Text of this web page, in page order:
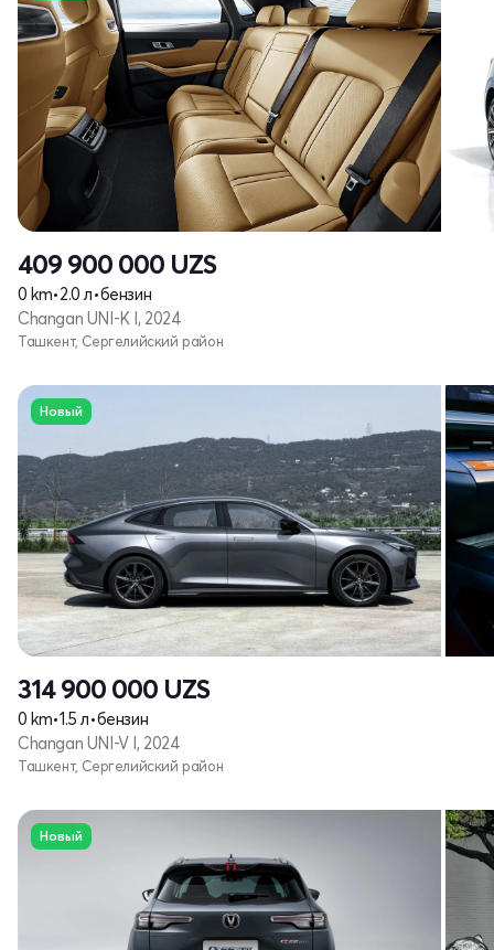
409 900 000 UZS
0 km•2.0 л•бензин
Changan UNI-K I, 2024
Ташкент, Сергелийский район
Новый
314 900 000 UZS
0 km•1.5 л•бензин
Changan UNI-V I, 2024
Ташкент, Сергелийский район
Новый